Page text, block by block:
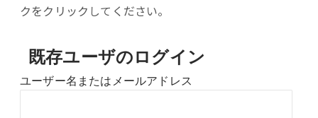
クをクリックしてください。
既存ユーザのログイン
ユーザー名またはメールアドレス